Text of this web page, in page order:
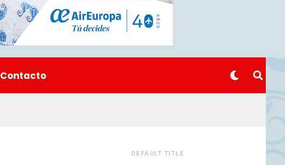
Contacto
DEFAULT TITLE